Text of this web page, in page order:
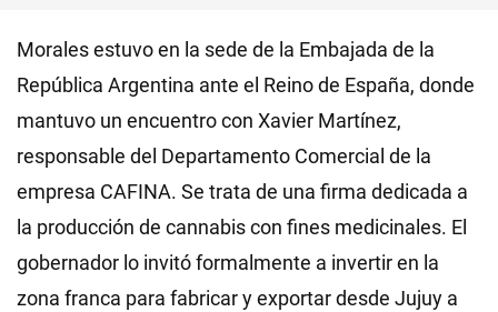
Morales estuvo en la sede de la Embajada de la
República Argentina ante el Reino de España, donde
mantuvo un encuentro con Xavier Martínez,
responsable del Departamento Comercial de la
empresa CAFINA. Se trata de una firma dedicada a
la producción de cannabis con fines medicinales. El
gobernador lo invitó formalmente a invertir en la
zona franca para fabricar y exportar desde Jujuy a